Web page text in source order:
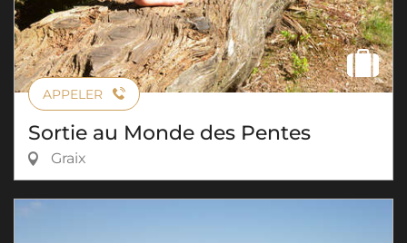
APPELER
Sortie au Monde des Pentes
Graix